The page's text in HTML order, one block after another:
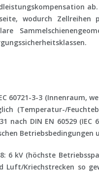
wodurch
60721-3-3 (Innenraum,
(Temperatur-/
nach DIN EN 60529(IEC
Betriebsbedingungen
: 6 kV (höchste
Luft/Kriechstrecken so